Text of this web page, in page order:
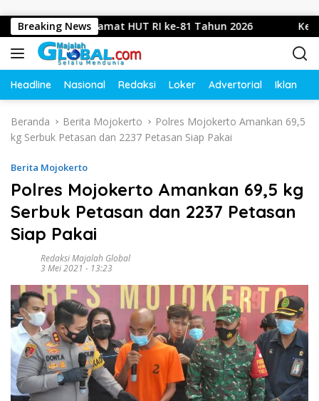
Breaking News
Selamat HUT RI ke-81 Tahun 2026 Kepala
Headline Nasional Redaksi Loker Advertorial Iklan
Beranda Berita Mojokerto
Polres Mojokerto Amankan 69,5
kg Serbuk Petasan dan 2237 Petasan Siap Pakai
Berita Mojokerto
Polres Mojokerto Amankan 69,5 kg
Serbuk Petasan dan 2237 Petasan
Siap Pakai
Redaksi Majalah Global
3 Mei 2021 - 13:23